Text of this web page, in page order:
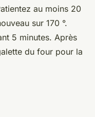
au moins 20
sur 170 °.
5 minutes. Après
du four pour la